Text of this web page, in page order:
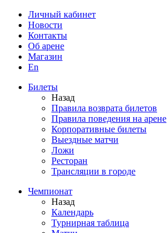
Личный кабинет
Новости
Контакты
Об арене
Магазин
En
Билеты
Назад
Правила возврата билетов
Правила поведения на арене
Корпоративные билеты
Выездные матчи
Ложи
Ресторан
Трансляции в городе
Чемпионат
Назад
Календарь
Турнирная таблица